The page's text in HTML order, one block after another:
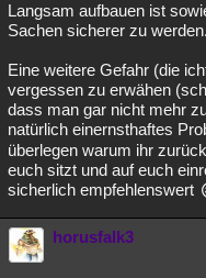
Langsam aufbauen ist
Sachen sicherer zu werden.
Eine weitere Gefahr (die
vergessen zu erwähen
dass man gar nicht mehr
natürlich einernsthaftes
überlegen warum ihr
euch sitzt und auf euch
sicherlich empfehlenswert
horusfalk3